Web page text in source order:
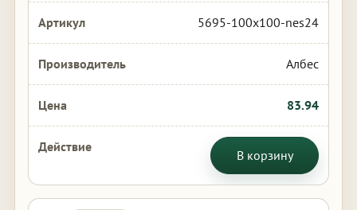
5695-100x100-nes24
Албес
83.94
В корзину